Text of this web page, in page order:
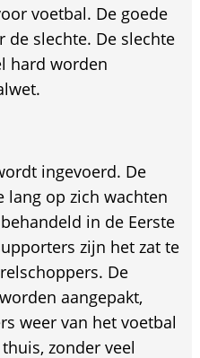
voetbal. De goede
slechte. De slechte
hard worden
ingevoerd. De
lang op zich wachten
in de Eerste
zijn het zat te
De
aangepakt,
weer van het voetbal
zonder veel